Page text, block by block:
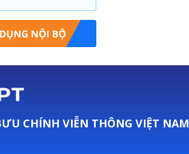
CHÍNH VIỄN THÔNG VIỆT NAM